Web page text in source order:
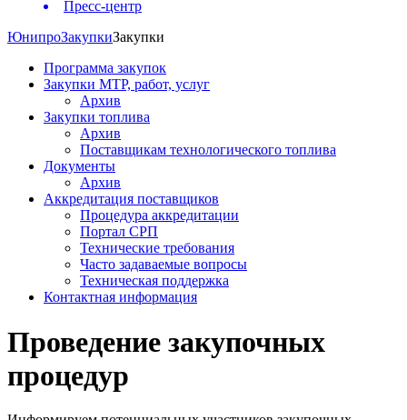
Пресс-центр
ЮнипроЗакупкиЗакупки
Программа закупок
Закупки МТР, работ, услуг
Архив
Закупки топлива
Архив
Поставщикам технологического топлива
Документы
Архив
Аккредитация поставщиков
Процедура аккредитации
Портал СРП
Технические требования
Часто задаваемые вопросы
Техническая поддержка
Контактная информация
Проведение закупочных
процедур